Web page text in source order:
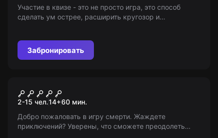
Участие в квизе - это не просто игра, это способ
сделать ум острее, расширить кругозор и
Забронировать
Кома
2-15 чел.14+60 мин.
Добро пожаловать в игру смерти. Жаждете
приключений? Уверены, что сможете преодолеть